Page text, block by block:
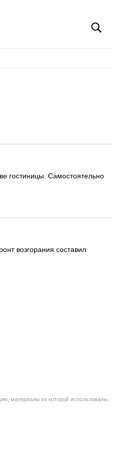
гостиницы. Самостоятельно
возгорания составил
материалы из которой использованы.